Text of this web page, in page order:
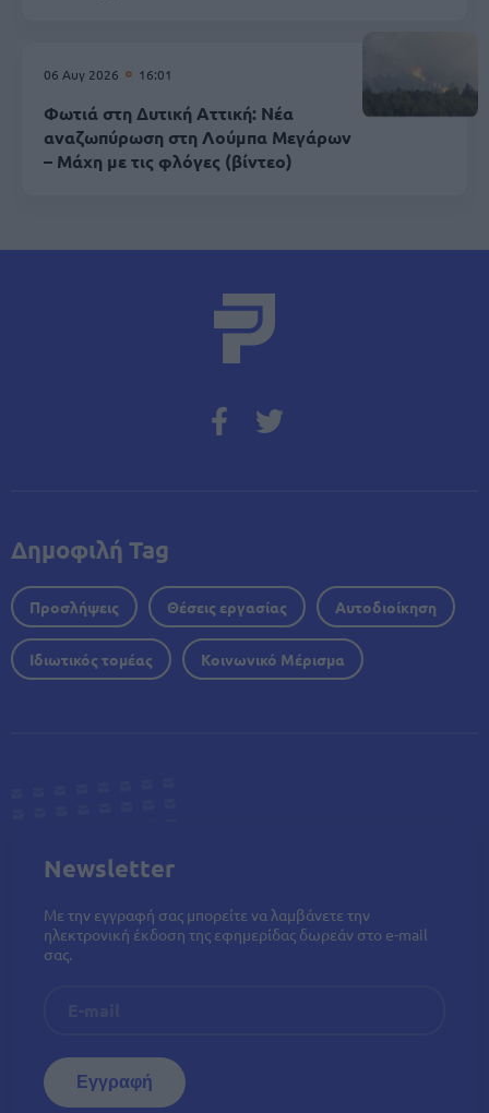
06 Αυγ 2026 16:01
Φωτιά στη Δυτική Αττική: Νέα
αναζωπύρωση στη Λούμπα Μεγάρων
– Μάχη με τις φλόγες (βίντεο)
Δημοφιλή Tag
Προσλήψεις Θέσεις εργασίας Αυτοδιοίκηση
Ιδιωτικός τομέας Κοινωνικό Μέρισμα
Newsletter
Με την εγγραφή σας μπορείτε να λαμβάνετε την
ηλεκτρονική έκδοση της εφημερίδας δωρεάν στο e-mail
σας.